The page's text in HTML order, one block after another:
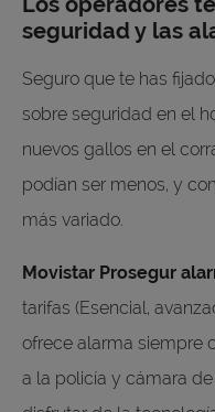
seguridad y las
Seguro que te has
sobre seguridad en el
nuevos gallos en el
podían ser menos, y
más variado.
Movistar Prosegur
tarifas (Esencial,
ofrece alarma siempre
a la policía y cámara